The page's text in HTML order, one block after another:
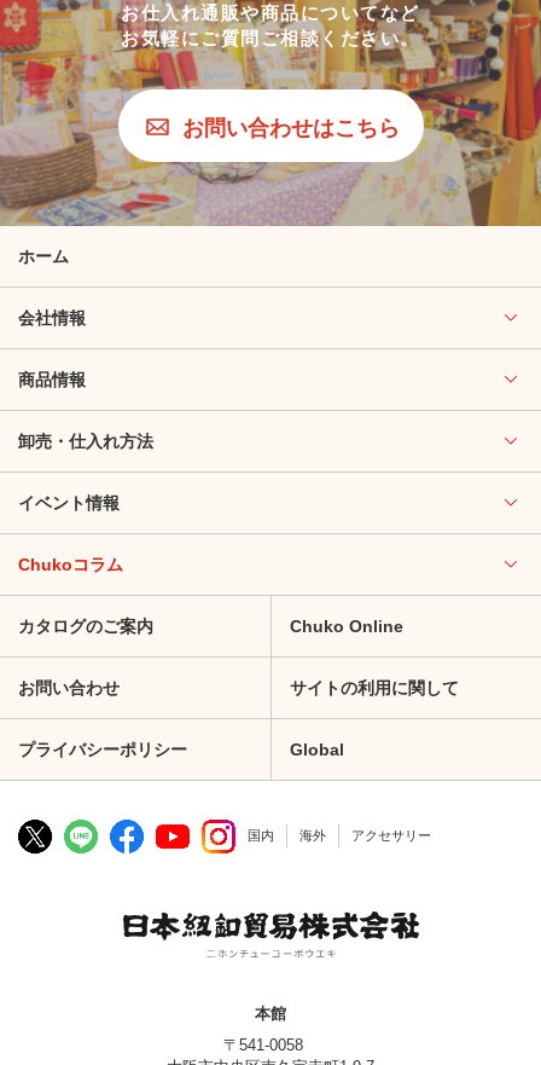
お仕入れ通販や商品についてなど
お気軽にご質問ご相談ください。
お問い合わせはこちら
ホーム
会社情報
商品情報
卸売・仕入れ方法
イベント情報
Chukoコラム
カタログのご案内 Chuko Online
お問い合わせ サイトの利用に関して
プライバシーポリシー Global
国内 海外 アクセサリー
本館
〒541-0058